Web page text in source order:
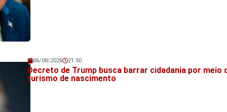
Veja também!
06/08/2026 21:50
Decreto de Trump busca barrar cidadania por meio
turismo de nascimento